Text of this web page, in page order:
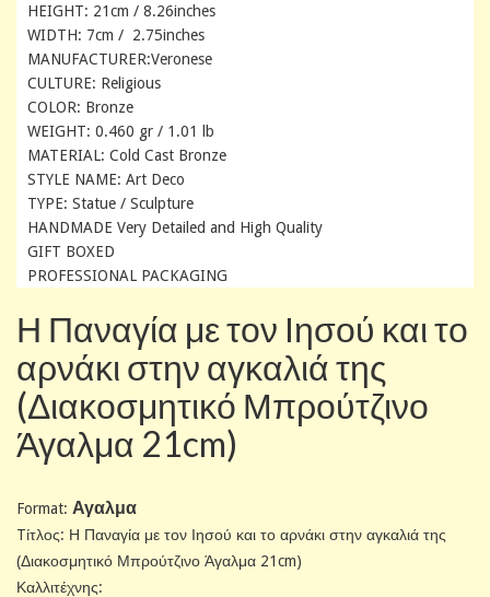
HEIGHT: 21cm / 8.26inches
WIDTH: 7cm / 2.75inches
MANUFACTURER:Veronese
CULTURE: Religious
COLOR: Bronze
WEIGHT: 0.460 gr / 1.01 lb
MATERIAL: Cold Cast Bronze
STYLE NAME: Art Deco
TYPE: Statue / Sculpture
HANDMADE Very Detailed and High Quality
GIFT BOXED
PROFESSIONAL PACKAGING
Η Παναγία με τον Ιησού και το
αρνάκι στην αγκαλιά της
(Διακοσμητικό Μπρούτζινο
Άγαλμα 21cm)
Format: Αγαλμα
Tίτλος: Η Παναγία με τον Ιησού και το αρνάκι στην αγκαλιά της
(Διακοσμητικό Μπρούτζινο Άγαλμα 21cm)
Καλλιτέχνης: